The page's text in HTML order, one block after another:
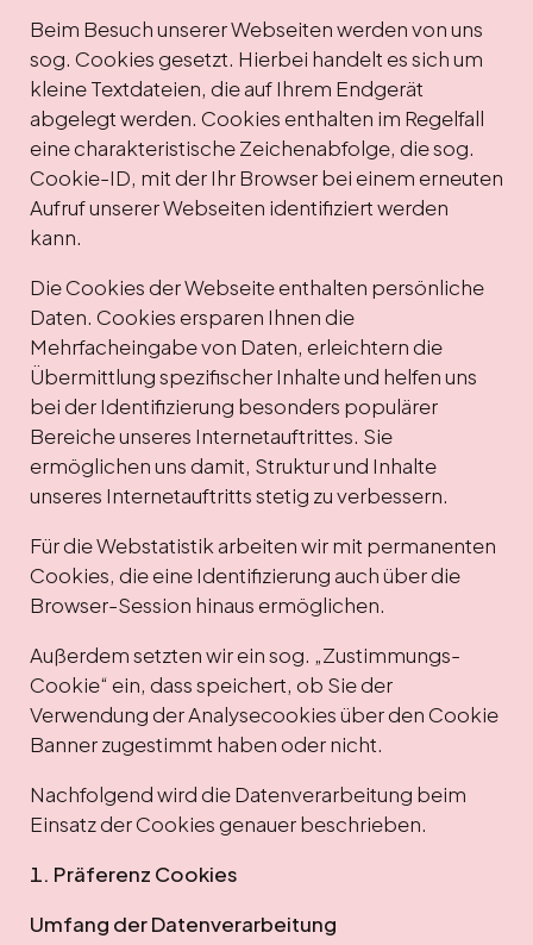
Beim Besuch unserer Webseiten werden von uns
sog. Cookies gesetzt. Hierbei handelt es sich um
kleine Textdateien, die auf Ihrem Endgerät
abgelegt werden. Cookies enthalten im Regelfall
eine charakteristische Zeichenabfolge, die sog.
Cookie-ID, mit der Ihr Browser bei einem erneuten
Aufruf unserer Webseiten identifiziert werden
kann.
Die Cookies der Webseite enthalten persönliche
Daten. Cookies ersparen Ihnen die
Mehrfacheingabe von Daten, erleichtern die
Übermittlung spezifischer Inhalte und helfen uns
bei der Identifizierung besonders populärer
Bereiche unseres Internetauftrittes. Sie
ermöglichen uns damit, Struktur und Inhalte
unseres Internetauftritts stetig zu verbessern.
Für die Webstatistik arbeiten wir mit permanenten
Cookies, die eine Identifizierung auch über die
Browser-Session hinaus ermöglichen.
Außerdem setzten wir ein sog. „Zustimmungs-
Cookie“ ein, dass speichert, ob Sie der
Verwendung der Analysecookies über den Cookie
Banner zugestimmt haben oder nicht.
Nachfolgend wird die Datenverarbeitung beim
Einsatz der Cookies genauer beschrieben.
1. Präferenz Cookies
Umfang der Datenverarbeitung